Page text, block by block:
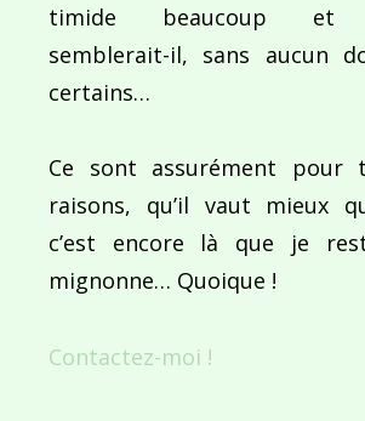
timide beaucoup et
semblerait-il, sans aucun
certains…
Ce sont assurément pour
raisons, qu’il vaut mieux
c’est encore là que je
mignonne… Quoique !
Contactez-moi !